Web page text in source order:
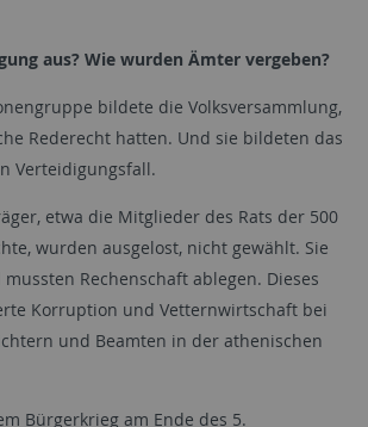
aus? Wie wurden Ämter vergeben?
bildete die Volksversammlung,
Rederecht hatten. Und sie bildeten das
Verteidigungsfall.
etwa die Mitglieder des Rats der 500
wurden ausgelost, nicht gewählt. Sie
Rechenschaft ablegen. Dieses
Korruption und Vetternwirtschaft bei
und Beamten in der athenischen
Bürgerkrieg am Ende des 5.